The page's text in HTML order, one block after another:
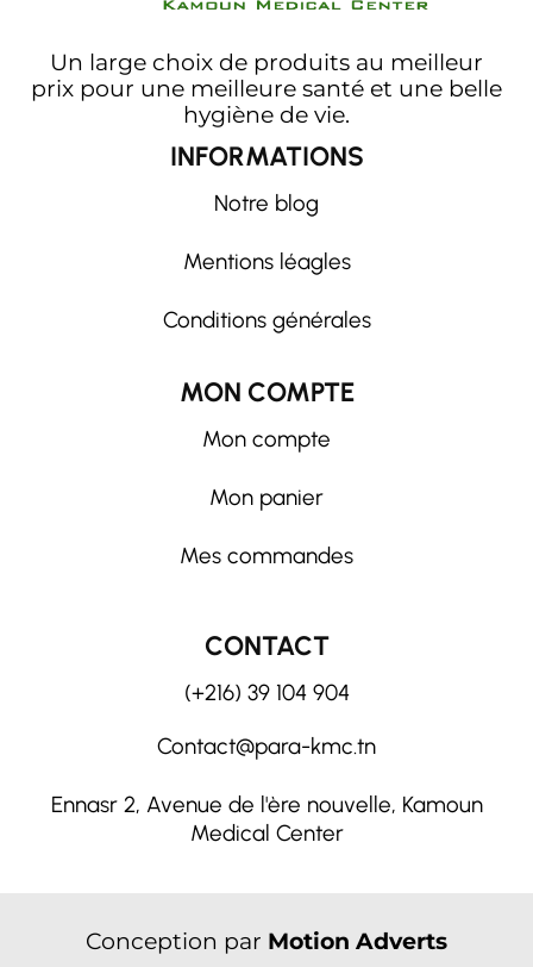
Un large choix de produits au meilleur
prix pour une meilleure santé et une belle
hygiène de vie.
INFORMATIONS
Notre blog
Mentions léagles
Conditions générales
MON COMPTE
Mon compte
Mon panier
Mes commandes
CONTACT
(+216) 39 104 904
Contact@para-kmc.tn
Ennasr 2, Avenue de l'ère nouvelle, Kamoun
Medical Center
Conception par Motion Adverts